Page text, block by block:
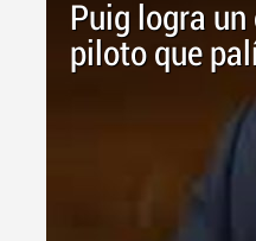
Puig logra
piloto que